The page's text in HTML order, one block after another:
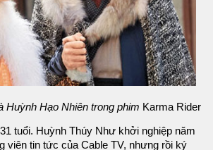
Huỳnh Hạo Nhiên trong phim Karma Rider
tuổi. Huỳnh Thúy Như khởi nghiệp năm
viên tin tức của Cable TV, nhưng rồi ký